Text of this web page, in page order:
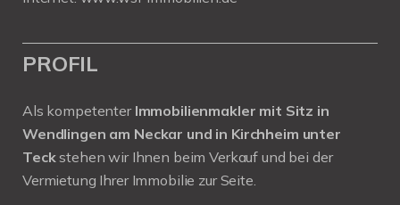
PROFIL
Als kompetenter Immobilienmakler mit Sitz in
Wendlingen am Neckar und in Kirchheim unter
Teckstehen wir Ihnen beim Verkauf und bei der
Vermietung Ihrer Immobilie zur Seite.